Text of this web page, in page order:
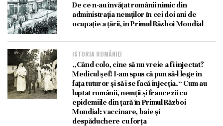
De ce n-au învățat românii nimic din
administrația nemților în cei doi ani de
ocupație a țării, în Primul Război Mondial
ISTORIA ROMÂNIEI
„Când colo, cine să nu vreie a fi injectat?
Medicul șef! I-am spus că pun să-l lege în
fața tuturor și să i se facă injecția.“ Cum au
luptat românii, nemții și francezii cu
epidemiile din țară în Primul Război
Mondial: vaccinare, baie și
despăduchere cu forța